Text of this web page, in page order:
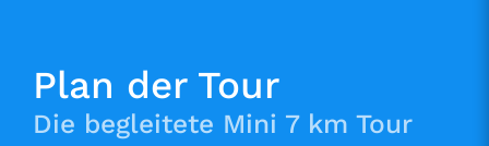
Plan der Tour
Die begleitete Mini 7 km Tour